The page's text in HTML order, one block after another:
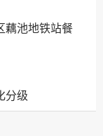
藕池地铁站餐
分级